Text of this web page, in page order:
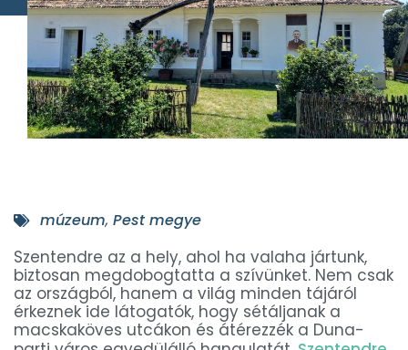
múzeum, Pest megye
Szentendre az a hely, ahol ha valaha jártunk,
biztosan megdobogtatta a szívünket. Nem csak
az országból, hanem a világ minden tájáról
érkeznek ide látogatók, hogy sétáljanak a
macskaköves utcákon és átérezzék a Duna-